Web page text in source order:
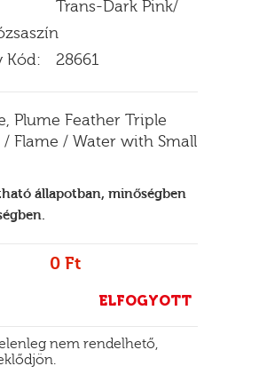
Trans-Dark Pink/
Kód:
28661
Plume Feather Triple
Flame / Water with Small
állapotban, minőségben
0 Ft
ELFOGYOTT
nem rendelhető,